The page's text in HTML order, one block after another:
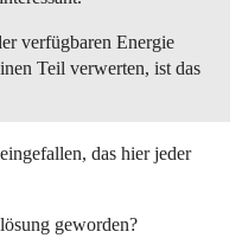
verfügbaren Energie
Teil verwerten, ist das
das hier jeder
geworden?